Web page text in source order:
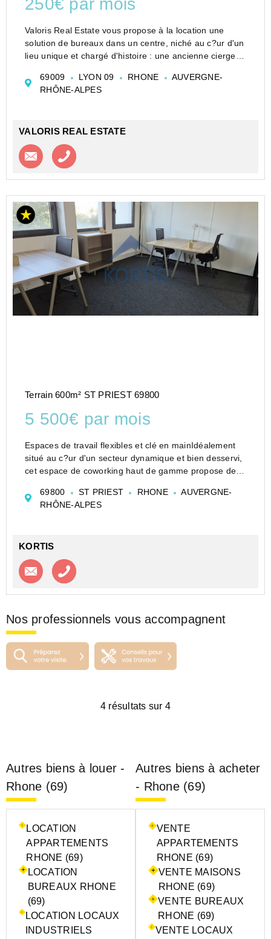
Valoris Real Estate vous propose à la location une
solution de bureaux dans un centre, niché au c?ur d'un
lieu unique et chargé d'histoire : une ancienne ciergerie
l'innovation durable, c...
69009 LYON 09 RHONE
AUVERGNE-
RHÔNE-ALPES
VALORIS REAL ESTATE
Contacter l'agence
Terrain 600m² ST PRIEST 69800
5 500€ par mois
Espaces de travail flexibles et clé en mainIdéalement
situé au c?ur d'un secteur dynamique et bien desservi,
cet espace de coworking haut de gamme propose des
dans un environnement professionnel et con...
69800 ST PRIEST RHONE
AUVERGNE-
RHÔNE-ALPES
KORTIS
Contacter l'agence
Nos professionnels vous accompagnent
4 résultats sur 4
Autres biens à louer -
Rhone (69)
LOCATION
APPARTEMENTS
RHONE (69)
LOCATION
BUREAUX RHONE
(69)
LOCATION LOCAUX
INDUSTRIELS
Autres biens à acheter
- Rhone (69)
VENTE
APPARTEMENTS
RHONE (69)
VENTE MAISONS
RHONE (69)
VENTE BUREAUX
RHONE (69)
VENTE LOCAUX